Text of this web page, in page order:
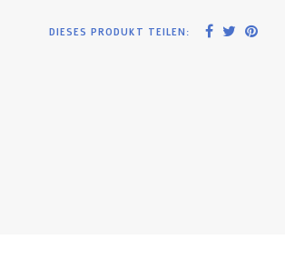
DIESES PRODUKT TEILEN: